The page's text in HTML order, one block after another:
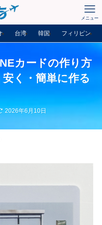
メニュー
台湾 韓国 フィリピン
カードの作り方
く・簡単に作る
2026年6月10日